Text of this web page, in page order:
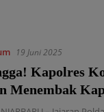
19 Juni 2025
Kapolres
Menembak